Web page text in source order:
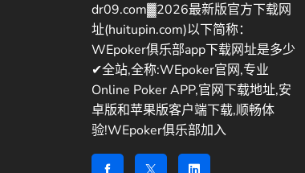
dr09.com▓2026最新版官方下载网
址(huitupin.com)以下简称：
WEpoker俱乐部app下载网址是多少
✔全站,全称:WEpoker官网,专业
Online Poker APP,官网下载地址,安
卓版和苹果版客户端下载,顺畅体
验!WEpoker俱乐部加入